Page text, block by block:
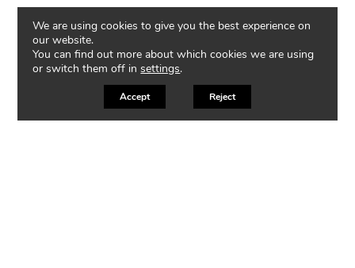
We are using cookies to give you the best experience on
our website.
You can find out more about which cookies we are using
or switch them off insettings.
Accept Reject